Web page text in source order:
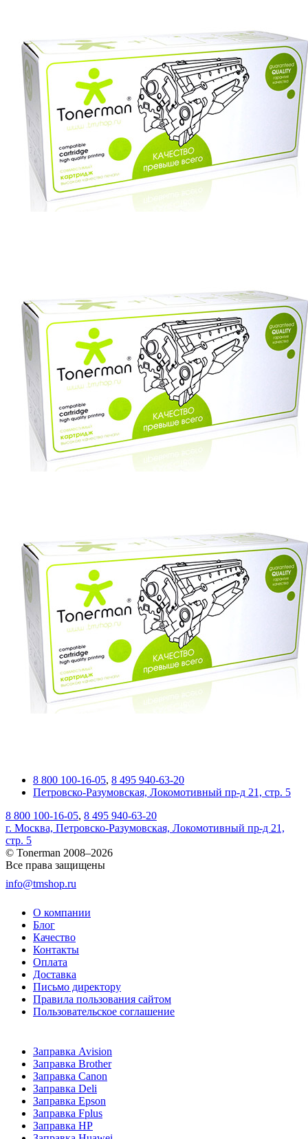
8 800 100-16-05, 8 495 940-63-20
Петровско-Разумовская, Локомотивный пр-д 21, стр. 5
8 800 100-16-05, 8 495 940-63-20
г. Москва, Петровско-Разумовская, Локомотивный пр-д 21,
стр. 5
© Tonerman 2008–2026
Все права защищены
info@tmshop.ru
О компании
Блог
Качество
Контакты
Оплата
Доставка
Письмо директору
Правила пользования сайтом
Пользовательское соглашение
Заправка Avision
Заправка Brother
Заправка Canon
Заправка Deli
Заправка Epson
Заправка Fplus
Заправка HP